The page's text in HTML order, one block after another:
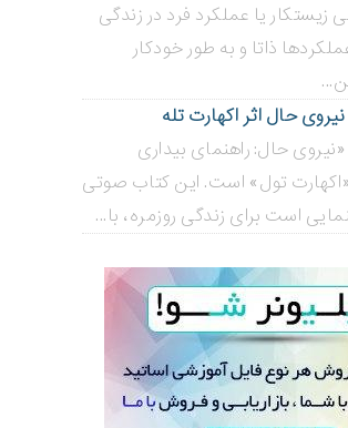
زیستکار یا عملکرد فرد در زندگی
ذاتا و به طور خودکار
حال اثر اکهارت تله
حال: راهنمای بیداری
تول» است. این کتاب صوتی
است برای زندگی روزمره، با...